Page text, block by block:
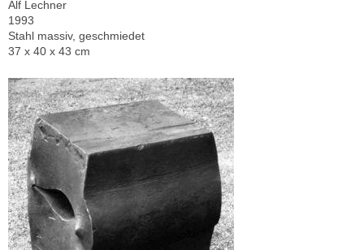
Alf Lechner
1993
Stahl massiv, geschmiedet
37 x 40 x 43 cm